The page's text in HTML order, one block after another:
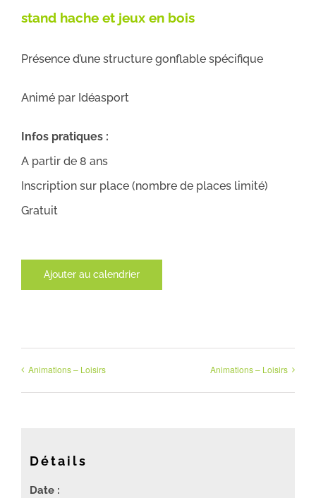
stand hache et jeux en bois
Présence d’une structure gonflable spécifique
Animé par Idéasport
Infos pratiques :
A partir de 8 ans
Inscription sur place (nombre de places limité)
Gratuit
Ajouter au calendrier
Animations – Loisirs Animations – Loisirs
Détails
Date :